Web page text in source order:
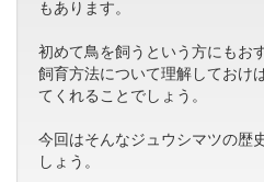
もあります。
初めて鳥を飼うという方にもお
飼育方法について理解しておけ
てくれることでしょう。
今回はそんなジュウシマツの歴
しょう。